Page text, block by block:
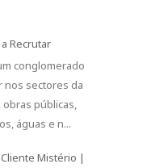
Recrutar
conglomerado
sectores da
obras públicas,
águas e n...
Mistério |